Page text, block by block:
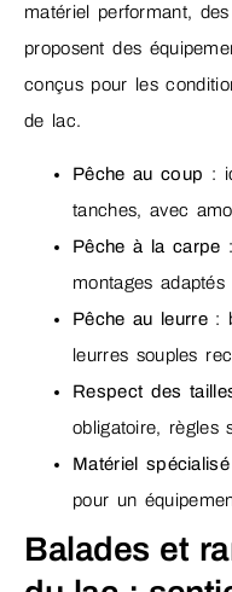
matériel performant,
proposent des
conçus pour les
de lac.
Pêche au coup :
tanches, avec
Pêche à la carpe
montages adaptés
Pêche au leurre:
leurres souples
Respect des
obligatoire, règles
Matériel spécialisé
pour un
Balades et